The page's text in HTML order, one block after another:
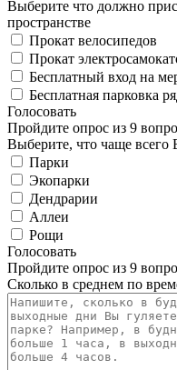
Выберите что должно
пространстве
Прокат велосипедов
Прокат
Бесплатный вход на
Бесплатная парковка
Голосовать
Пройдите опрос из 9
Выберите, что чаще всего
Парки
Экопарки
Дендрарии
Аллеи
Рощи
Голосовать
Пройдите опрос из 9
Сколько в среднем по